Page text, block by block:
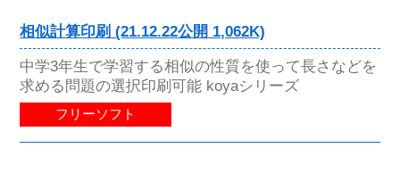
相似計算印刷 (21.12.22公開 1,062K)
中学3年生で学習する相似の性質を使って長さなどを
求める問題の選択印刷可能 koyaシリーズ
フリーソフト